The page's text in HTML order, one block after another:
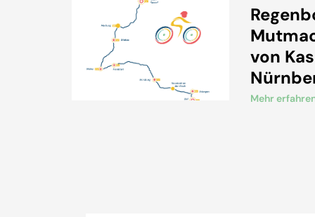
von
Mehr